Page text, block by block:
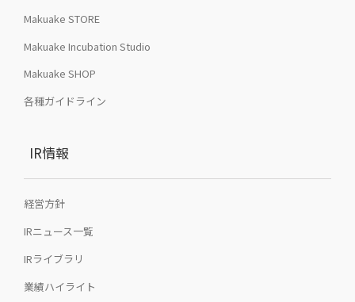
Makuake STORE
Makuake Incubation Studio
Makuake SHOP
各種ガイドライン
IR情報
経営方針
IRニュース一覧
IRライブラリ
業績ハイライト